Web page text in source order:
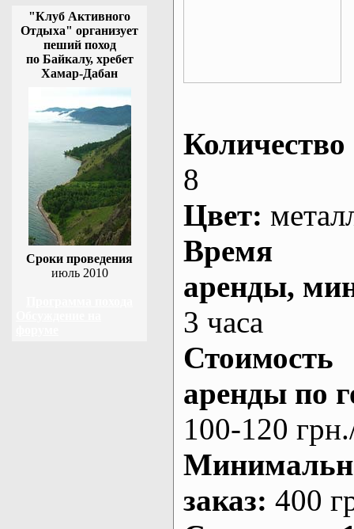
"Клуб Активного
Отдыха" организует
пеший поход
по Байкалу, хребет
Хамар-Дабан
Сроки проведения
июль 2010
Количество
8
Цвет:
Время
аренды,
3 часа
Стоимость
аренды по
100-120
заказ: 400